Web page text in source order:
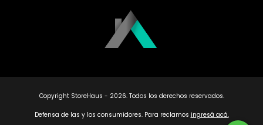
Copyright StoreHaus - 2026. Todos los derechos reservados.
Defensa de las y los consumidores. Para reclamos ingresá acá.